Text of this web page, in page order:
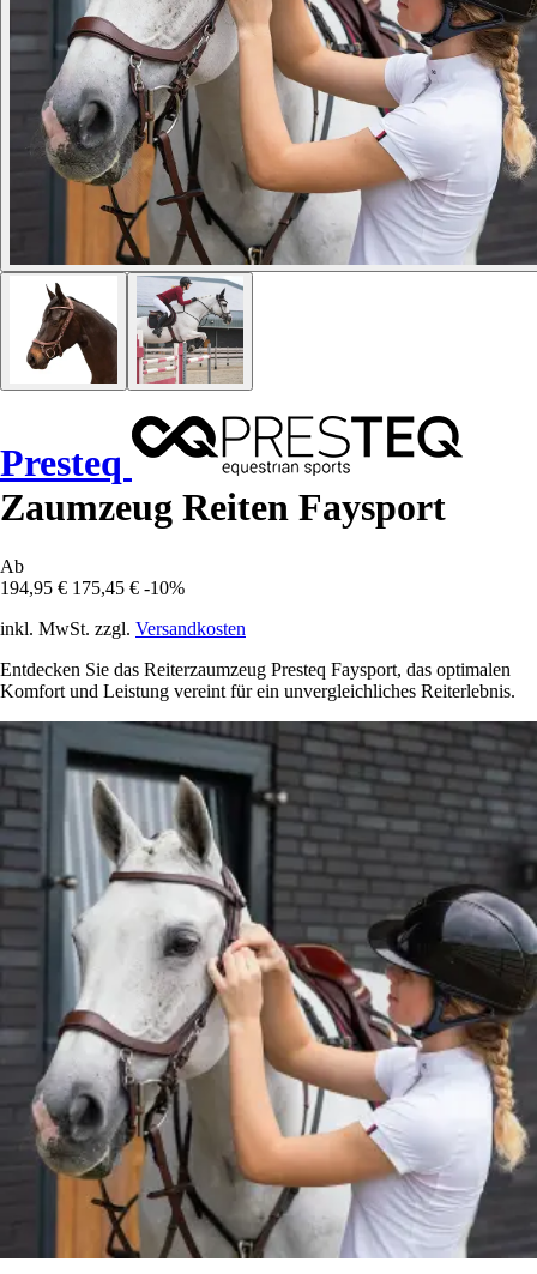
Presteq
Zaumzeug Reiten Faysport
Ab
194,95 € 175,45 € -10%
inkl. MwSt. zzgl. Versandkosten
Entdecken Sie das Reiterzaumzeug Presteq Faysport, das optimalen
Komfort und Leistung vereint für ein unvergleichliches Reiterlebnis.